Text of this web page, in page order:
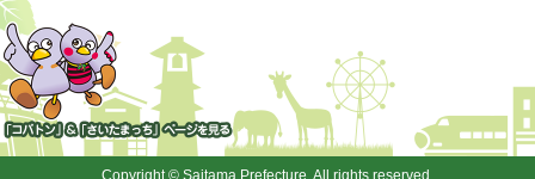
「コバトン」&「さいたまっ
Copyright © Saitama Prefecture. All rights reserved.